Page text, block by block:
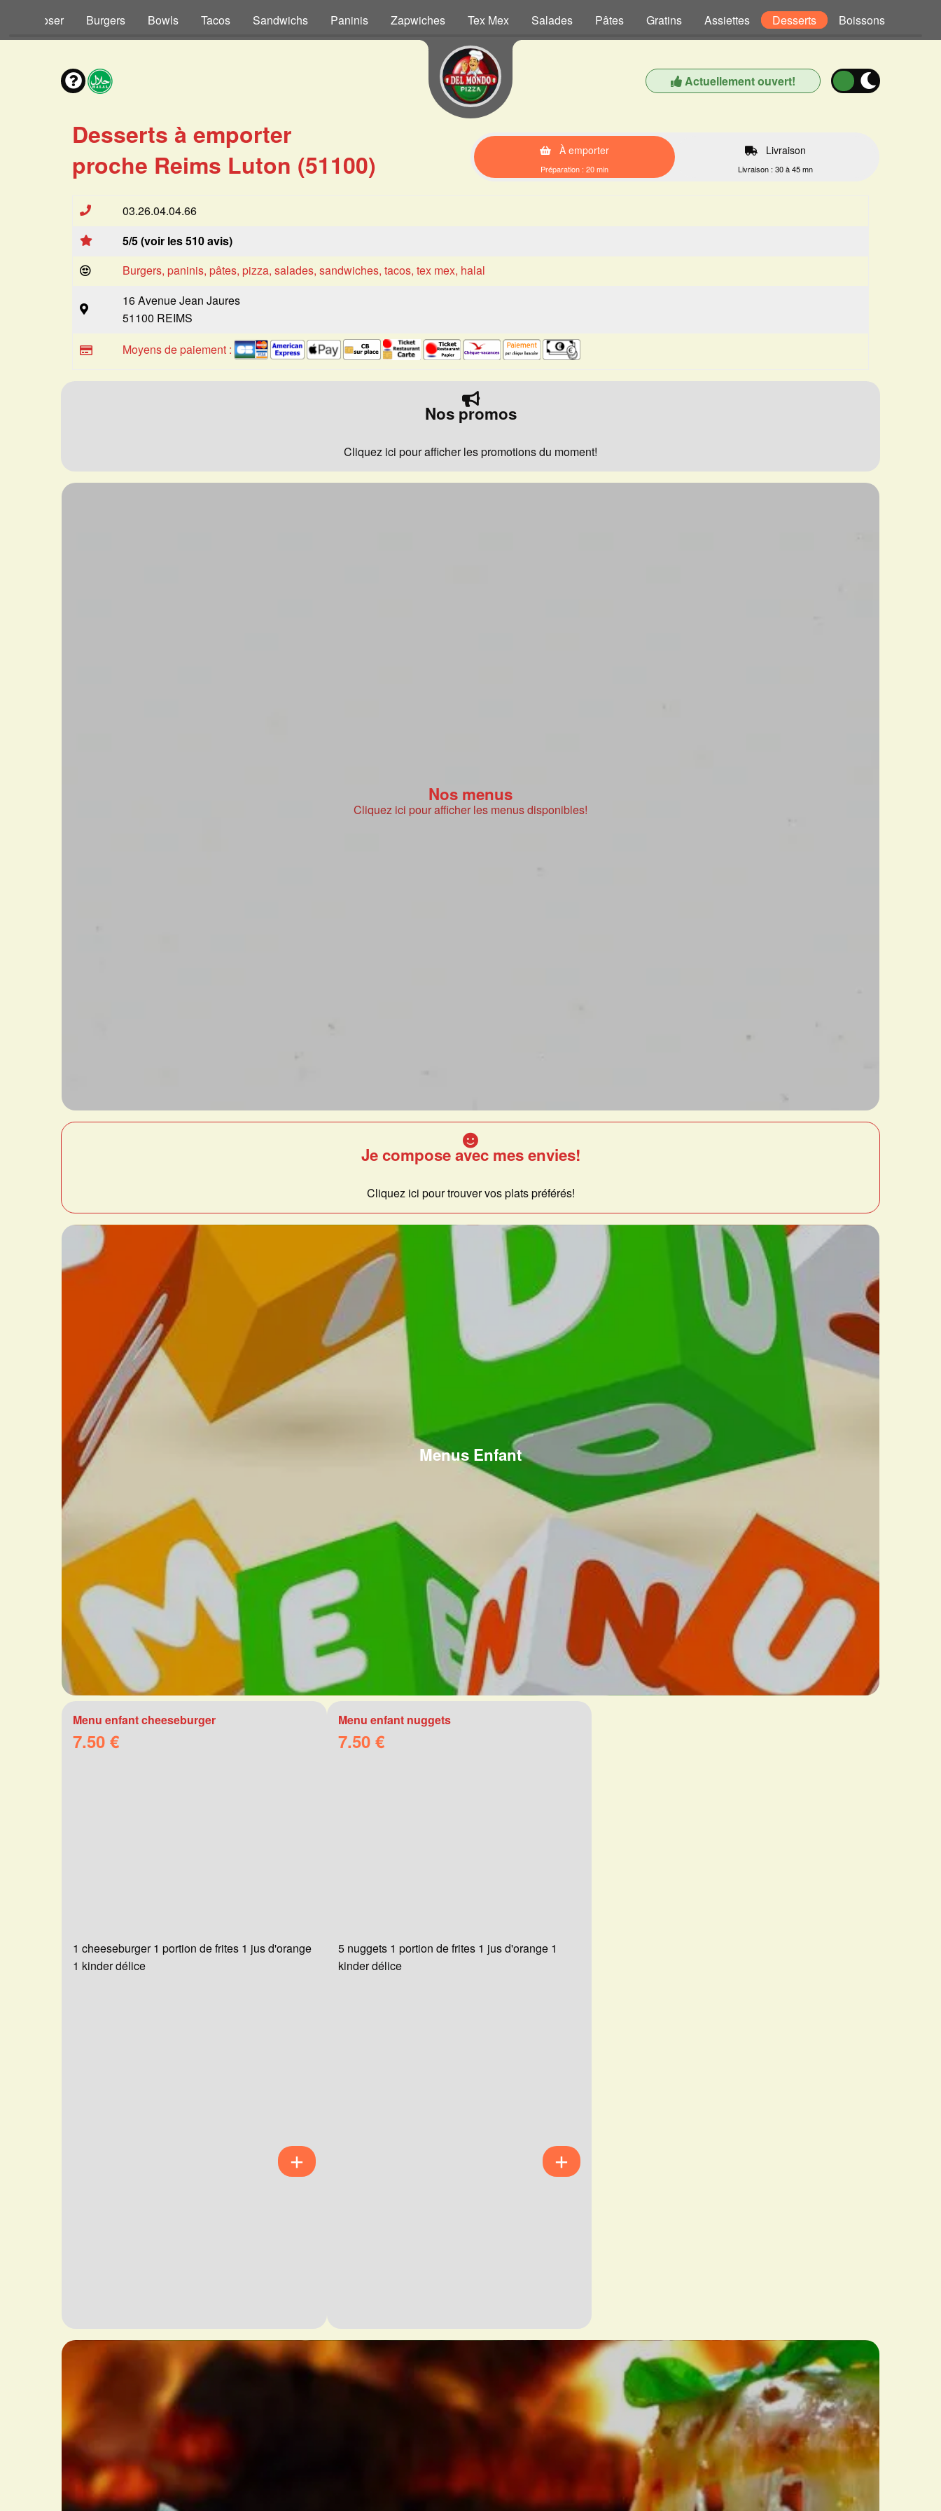
Composer Burgers Bowls Tacos Sandwichs Paninis Zapwiches Tex Mex Salades Pâtes Gratins Assiettes Desserts Boissons
Actuellement ouvert!
Desserts à emporter
proche Reims Luton (51100)
À emporter
Préparation : 20 min
Livraison
Livraison : 30 à 45 mn
03.26.04.04.66
5/5 (voir les 510 avis)
Burgers, paninis, pâtes, pizza, salades, sandwiches, tacos, tex mex, halal
16 Avenue Jean Jaures
51100 REIMS
Moyens de paiement :
Nos promos
Cliquez ici pour afficher les promotions du moment!
Nos menus
Cliquez ici pour afficher les menus disponibles!
Je compose avec mes envies!
Cliquez ici pour trouver vos plats préférés!
Menus Enfant
Menu enfant cheeseburger
7.50 €
1 cheeseburger 1 portion de frites 1 jus d'orange
1 kinder délice
Menu enfant nuggets
7.50 €
5 nuggets 1 portion de frites 1 jus d'orange 1
kinder délice